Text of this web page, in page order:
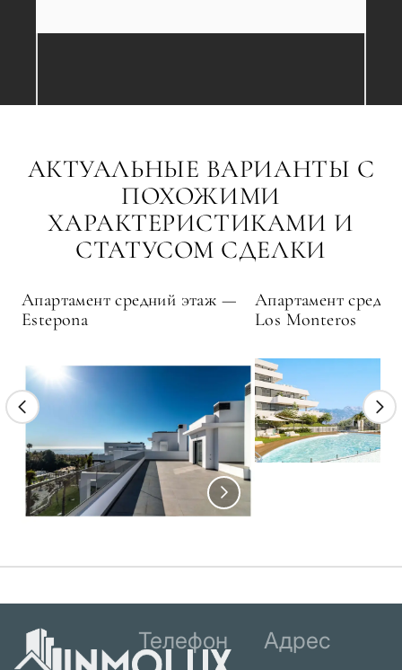
АКТУАЛЬНЫЕ ВАРИАНТЫ С
ПОХОЖИМИ
ХАРАКТЕРИСТИКАМИ И
СТАТУСОМ СДЕЛКИ
Апартамент средний этаж —
Estepona
Апартамент
Los Monteros
Телефон Адрес